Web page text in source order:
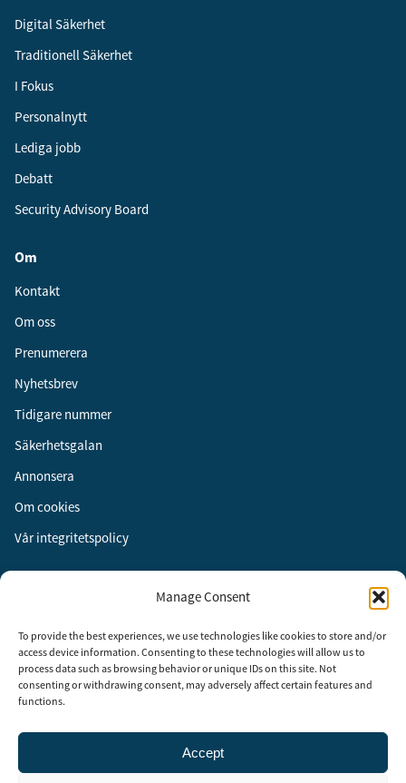
Manage Consent
To provide the best experiences, we use technologies like cookies to store and/or
access device information. Consenting to these technologies will allow us to
process data such as browsing behavior or unique IDs on this site. Not
consenting or withdrawing consent, may adversely affect certain features and
functions.
Accept
Digital Säkerhet
Traditionell Säkerhet
I Fokus
Personalnytt
Lediga jobb
Debatt
Security Advisory Board
Om
Kontakt
Om oss
Prenumerera
Nyhetsbrev
Tidigare nummer
Säkerhetsgalan
Annonsera
Om cookies
Vår integritetspolicy
Instagram
LinkedIn